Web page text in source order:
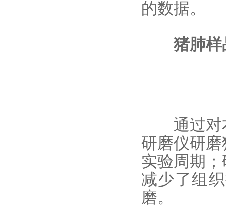
的数据。
猪肺
通过
研磨仪研
实验周期；
减少了组
磨。